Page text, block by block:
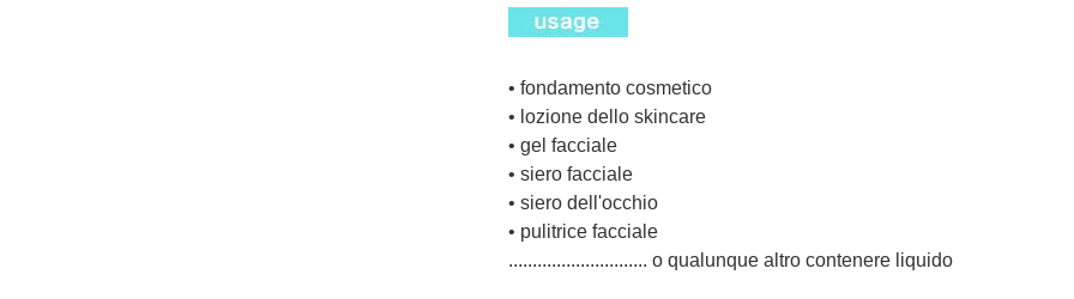
• fondamento cosmetico
• lozione dello skincare
• gel facciale
• siero facciale
• siero dell'occhio
• pulitrice facciale
............................. o qualunque altro contenere liquido